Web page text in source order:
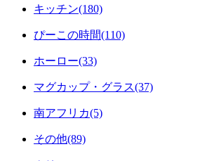
キッチン(180)
ぴーこの時間(110)
ホーロー(33)
マグカップ・グラス(37)
南アフリカ(5)
その他(89)